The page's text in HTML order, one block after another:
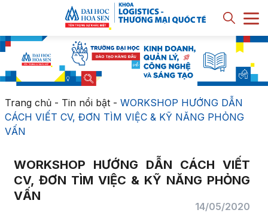
Trang chủ- Tin nổi bật- WORKSHOP HƯỚNG DẪN
CÁCH VIẾT CV, ĐƠN TÌM VIỆC & KỸ NĂNG PHỎNG
VẤN
WORKSHOP HƯỚNG DẪN CÁCH VIẾT
CV, ĐƠN TÌM VIỆC & KỸ NĂNG PHỎNG
VẤN
14/05/2020